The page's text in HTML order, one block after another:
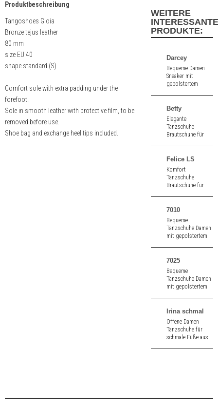
Produktbeschreibung
Tangoshoes Gioia
Bronze tejus leather
80 mm
size EU 40
shape standard (S)
Comfort sole with extra padding under the
forefoot.
Sole in smooth leather with protective film, to be
removed before use.
Shoe bag and exchange heel tips included.
WEITERE
INTERESSANTE
PRODUKTE:
Darcey
Bequeme Damen
Sneaker mit
gepolstertem
Veloursleder und
gold farbenem
Nappaleder.
Straßentaugliche
Sneakersohle.
Betty
Elegante
Tanzschuhe
Brautschuhe für
Fesselriemchen aus
weiß Satin. 6,5 cm
hoher Absatz.
Felice LS
Komfort
Tanzschuhe
Brautschuhe für
Seidensatin. Mit
Ledersohle. 4,5 cm
hoher Absatz.
7010
Bequeme
Tanzschuhe Damen
mit gepolstertem
7025
Bequeme
Tanzschuhe Damen
mit gepolstertem
Irina schmal
Offene Damen
Tanzschuhe für
schmale Füße aus